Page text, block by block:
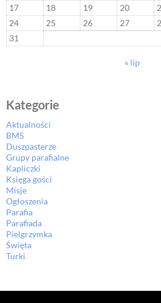
17
18 19 20
24
25 26 27
31
« lip
Kategorie
Aktualności
BMS
Duszpasterze
Grupy parafialne
Kapliczki
Księga gości
Misje
Ogłoszenia
Parafia
Parafiada
Pielgrzymka
Święta
Turki